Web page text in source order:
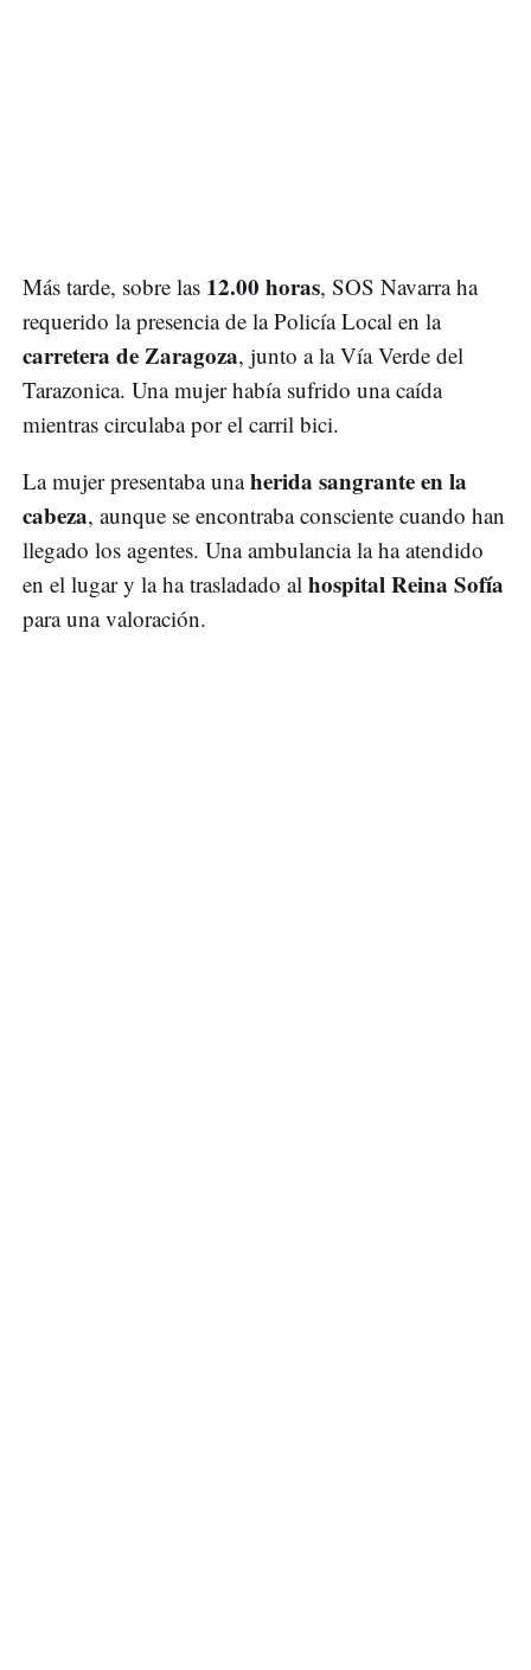
Más tarde, sobre las 12.00 horas, SOS Navarra ha
requerido la presencia de la Policía Local en la
carretera de Zaragoza, junto a la Vía Verde del
Tarazonica. Una mujer había sufrido una caída
mientras circulaba por el carril bici.
La mujer presentaba unaherida sangrante en la
cabeza, aunque se encontraba consciente cuando han
llegado los agentes. Una ambulancia la ha atendido
en el lugar y la ha trasladado al hospital Reina Sofía
para una valoración.